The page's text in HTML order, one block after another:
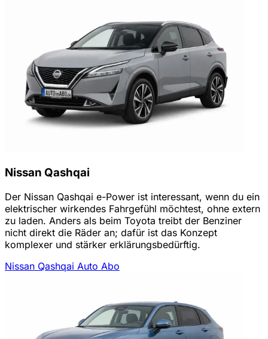
Nissan Qashqai
Der Nissan Qashqai e-Power ist interessant, wenn du ein
elektrischer wirkendes Fahrgefühl möchtest, ohne extern
zu laden. Anders als beim Toyota treibt der Benziner
nicht direkt die Räder an; dafür ist das Konzept
komplexer und stärker erklärungsbedürftig.
Nissan Qashqai Auto Abo